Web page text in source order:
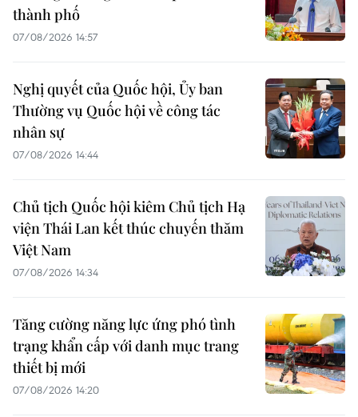
thành phố
07/08/2026 14:57
Nghị quyết của Quốc hội, Ủy ban
Thường vụ Quốc hội về công tác
nhân sự
07/08/2026 14:44
Chủ tịch Quốc hội kiêm Chủ tịch Hạ
viện Thái Lan kết thúc chuyến thăm
Việt Nam
07/08/2026 14:34
Tăng cường năng lực ứng phó tình
trạng khẩn cấp với danh mục trang
thiết bị mới
07/08/2026 14:20